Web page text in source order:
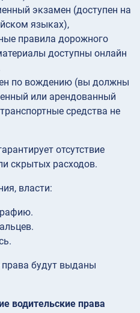
экзамен (доступен на
языках),
правила дорожного
доступны онлайн
по вождению (вы должны
или арендованный
средства не
отсутствие
скрытых расходов.
власти:
будут выданы
водительские права